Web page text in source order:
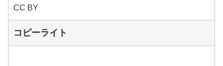
CC BY
コピーライト